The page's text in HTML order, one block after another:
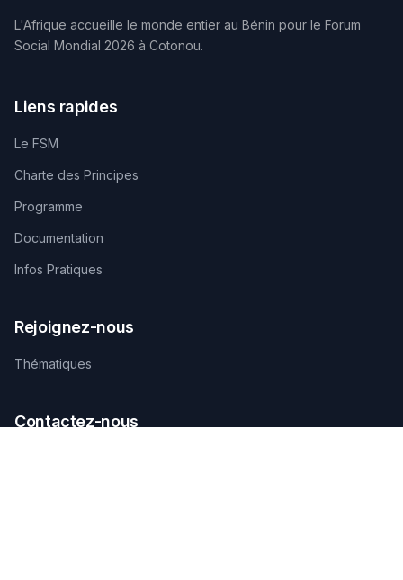
L'Afrique accueille le monde entier au Bénin pour le Forum
Social Mondial 2026 à Cotonou.
Liens rapides
Le FSM
Charte des Principes
Programme
Documentation
Infos Pratiques
Rejoignez-nous
Thématiques
Contactez-nous